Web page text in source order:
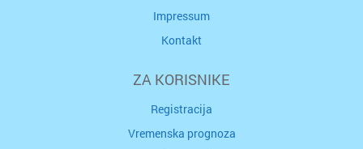
Impressum
Kontakt
ZA KORISNIKE
Registracija
Vremenska prognoza